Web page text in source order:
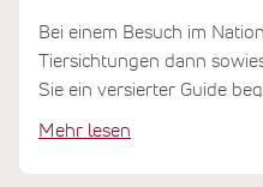
Bei einem Besuch im
Tiersichtungen dann
Sie ein versierter Guide
einmal so richtig auf sich
Mehr lesen